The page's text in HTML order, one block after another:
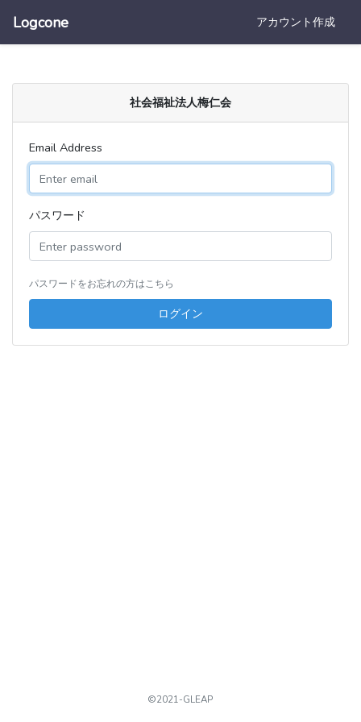
Logcone アカウント作成
社会福祉法人梅仁会
Email Address
パスワード
パスワードをお忘れの方はこちら
ログイン
©2021-GLEAP